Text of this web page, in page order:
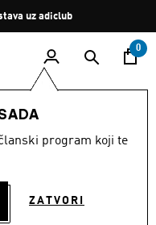
uz adiclub
0
program koji te
ZATVORI